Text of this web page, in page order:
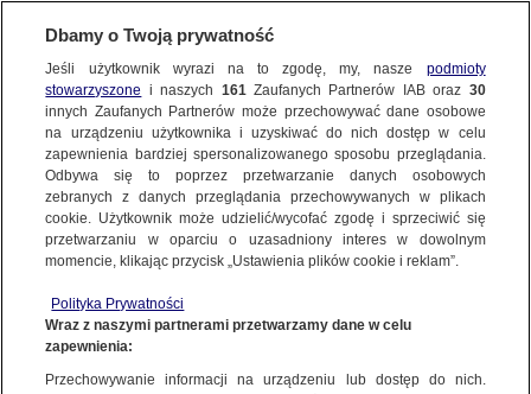
Dbamy o Twoją prywatność
Jeśli użytkownik wyrazi na to zgodę, my, nasze podmioty
stowarzyszone i naszych 161Zaufanych Partnerów IAB oraz 30
innych Zaufanych Partnerów może przechowywać dane osobowe
na urządzeniu użytkownika i uzyskiwać do nich dostęp w celu
zapewnienia bardziej spersonalizowanego sposobu przeglądania.
Odbywa się to poprzez przetwarzanie danych osobowych
zebranych z danych przeglądania przechowywanych w plikach
cookie. Użytkownik może udzielić/wycofać zgodę i sprzeciwić się
przetwarzaniu w oparciu o uzasadniony interes w dowolnym
momencie, klikając przycisk „Ustawienia plików cookie i reklam”.
Polityka Prywatności
Wraz z naszymi partnerami przetwarzamy dane w celu
zapewnienia:
Przechowywanie informacji na urządzeniu lub dostęp do nich.